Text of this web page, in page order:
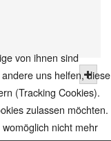
von ihnen sind
uns helfen, diese
(Tracking Cookies).
zulassen möchten.
nicht mehr